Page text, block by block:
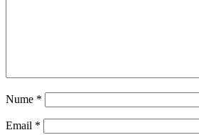
Nume *
Email *